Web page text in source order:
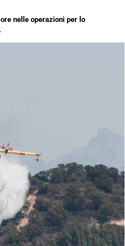
nelle operazioni per lo